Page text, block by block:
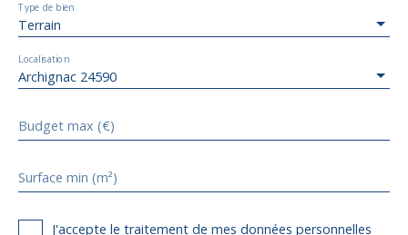
Terrain
Type de bien
Archignac 24590
Localisation
Budget max (€)
Surface min (m²)
J'accepte le traitement de mes données personnelles